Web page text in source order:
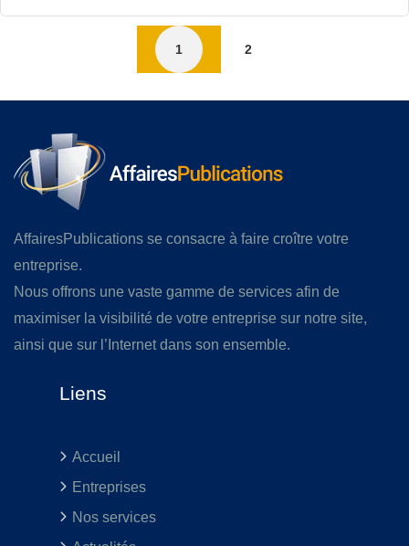
1 2
AffairesPublications se consacre à faire croître votre
entreprise.
Nous offrons une vaste gamme de services afin de
maximiser la visibilité de votre entreprise sur notre site,
ainsi que sur l’Internet dans son ensemble.
Liens
Accueil
Entreprises
Nos services